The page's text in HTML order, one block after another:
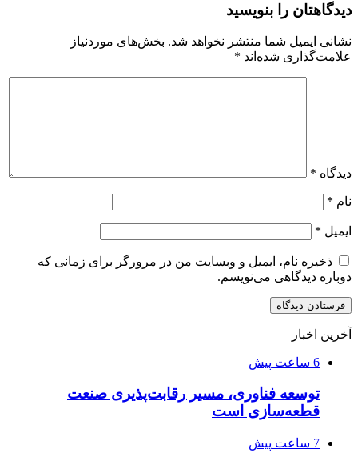
دیدگاهتان را بنویسید
نشانی ایمیل شما منتشر نخواهد شد. بخش‌های موردنیاز
علامت‌گذاری شده‌اند *
دیدگاه *
نام *
ایمیل *
ذخیره نام، ایمیل و وبسایت من در مرورگر برای زمانی که
دوباره دیدگاهی می‌نویسم.
آخرین اخبار
6 ساعت پیش
توسعه فناوری، مسیر رقابت‌پذیری صنعت
قطعه‌سازی است
7 ساعت پیش